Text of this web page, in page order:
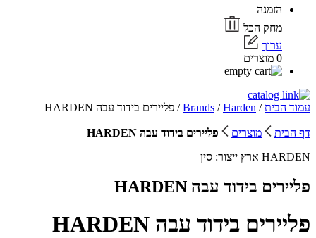
הזמנה
מחק הכל
ערוך
0 מוצרים
עמוד הבית/
Brands /Harden / פליירים בידוד עבה HARDEN
דף הבית מוצרים
פליירים בידוד עבה HARDEN
HARDEN ארץ ייצור: סין
פליירים בידוד עבה HARDEN
פליירים בידוד עבה HARDEN